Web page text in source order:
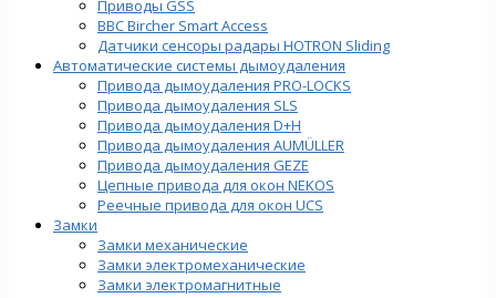
Приводы GSS
BBC Bircher Smart Access
Датчики сенсоры радары HOTRON Sliding
Автоматические системы дымоудаления
Привода дымоудаления PRO-LOCKS
Привода дымоудаления SLS
Привода дымоудаления D+H
Привода дымоудаления AUMÜLLER
Привода дымоудаления GEZE
Цепные привода для окон NEKOS
Реечные привода для окон UСS
Замки
Замки механические
Замки электромеханические
Замки электромагнитные